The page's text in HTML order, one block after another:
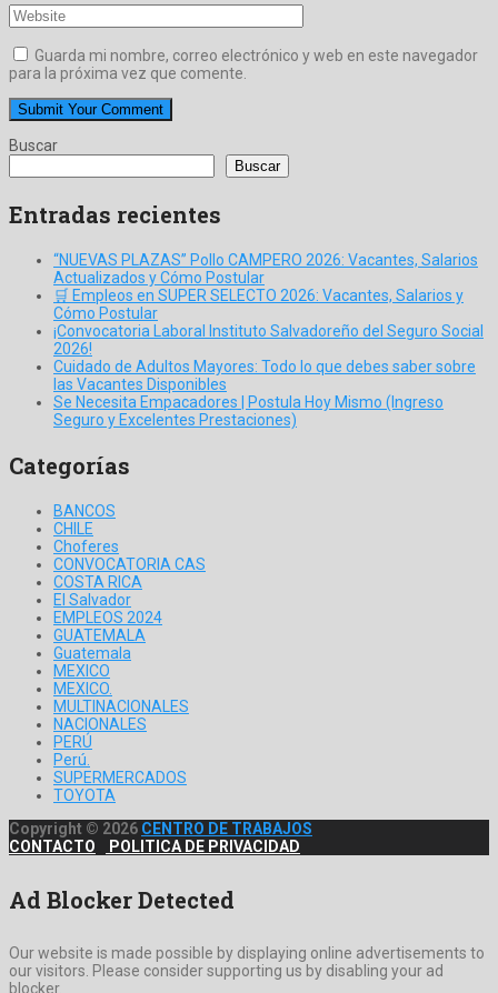
Guarda mi nombre, correo electrónico y web en este navegador
para la próxima vez que comente.
Buscar
Buscar
Entradas recientes
“NUEVAS PLAZAS” Pollo CAMPERO 2026: Vacantes, Salarios
Actualizados y Cómo Postular
🛒 Empleos en SUPER SELECTO 2026: Vacantes, Salarios y
Cómo Postular
¡Convocatoria Laboral Instituto Salvadoreño del Seguro Social
2026!
Cuidado de Adultos Mayores: Todo lo que debes saber sobre
las Vacantes Disponibles
Se Necesita Empacadores | Postula Hoy Mismo (Ingreso
Seguro y Excelentes Prestaciones)
Categorías
BANCOS
CHILE
Choferes
CONVOCATORIA CAS
COSTA RICA
El Salvador
EMPLEOS 2024
GUATEMALA
Guatemala
MEXICO
MEXICO.
MULTINACIONALES
NACIONALES
PERÚ
Perú.
SUPERMERCADOS
TOYOTA
Copyright © 2026 CENTRO DE TRABAJOS
CONTACTO
POLITICA DE PRIVACIDAD
Ad Blocker Detected
Our website is made possible by displaying online advertisements to
our visitors. Please consider supporting us by disabling your ad
blocker.